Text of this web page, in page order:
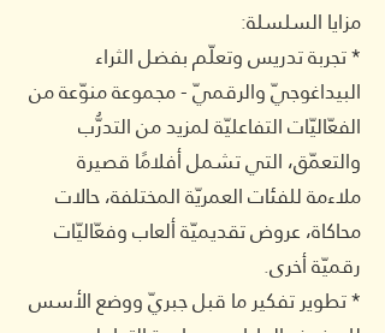
مزايا السلسلة:
* تجربة تدريس وتعلّم بفضل الثراء
البيداغوجيّ والرقميّ - مجموعة منوّعة من
الفعّاليّات التفاعليّة لمزيد من التدرُّب
والتعمّق، التي تشمل أفلامًا قصيرة
ملاءمة للفئات العمريّة المختلفة، حالات
محاكاة، عروض تقديميّة ألعاب وفعّاليّات
رقميّة أخرى.
* تطوير تفكير ما قبل جبريّ ووضع الأسس